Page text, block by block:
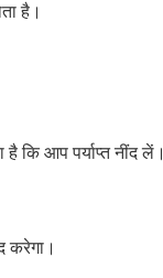
है।
कि आप पर्याप्त नींद लें।
करेगा।